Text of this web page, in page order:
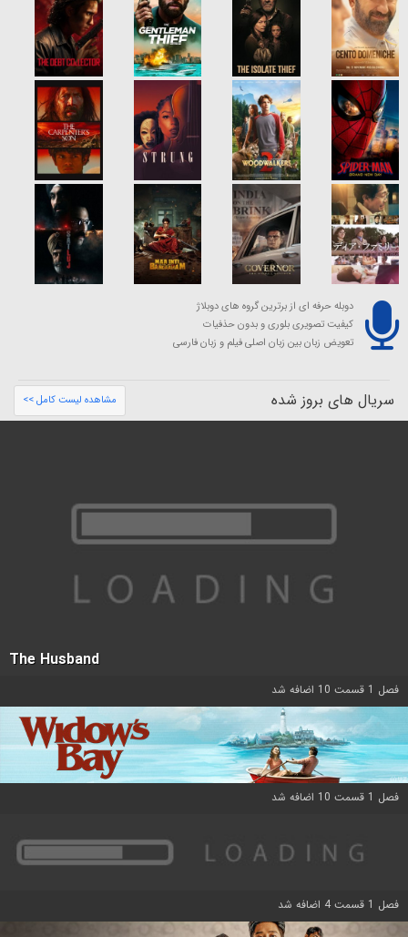
دوبله حرفه ای از برترین گروه های دوبلاژ
کیفیت تصویری بلوری و بدون حذفیات
تعویض زبان بین زبان اصلی فیلم و زبان فارسی
سریال های بروز شده مشاهده لیست کامل >>
The Husband
فصل 1 قسمت 10 اضافه شد
فصل 1 قسمت 10 اضافه شد
فصل 1 قسمت 4 اضافه شد